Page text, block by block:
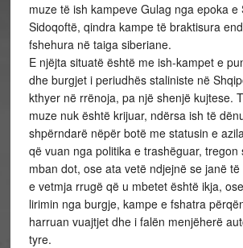
muze të ish kampeve Gulag nga epoka e
Sidoqoftë, qindra kampe të braktisura
fshehura në taiga siberiane.
E njëjta situatë është me ish-kampet e
dhe burgjet i periudhës staliniste në
kthyer në rrënoja, pa një shenjë kujtese.
muze nuk është krijuar, ndërsa ish të
shpërndarë nëpër botë me statusin e
që vuan nga politika e trashëguar, tregon
mban dot, ose ata vetë ndjejnë se janë
e vetmja rrugë që u mbetet është ikja,
lirimin nga burgje, kampe e fshatra
harruan vuajtjet dhe i falën menjëherë
tyre.